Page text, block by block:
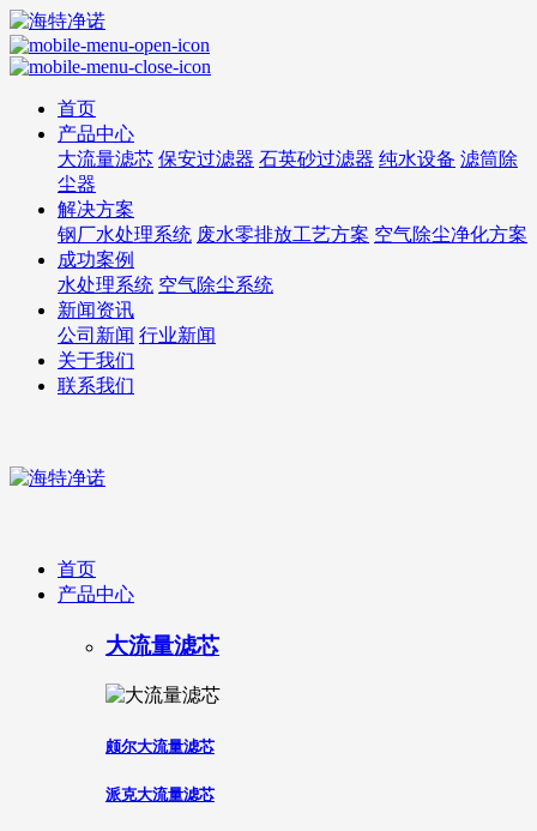
首页
产品中心
大流量滤芯 保安过滤器 石英砂过滤器 纯水设备 滤筒除
尘器
解决方案
钢厂水处理系统 废水零排放工艺方案 空气除尘净化方案
成功案例
水处理系统 空气除尘系统
新闻资讯
公司新闻 行业新闻
关于我们
联系我们
首页
产品中心
大流量滤芯
颇尔大流量滤芯
派克大流量滤芯